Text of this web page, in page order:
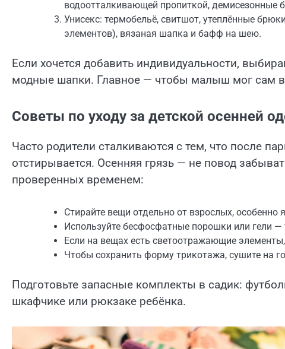
водоотталкивающей пропиткой, демисезонные
Унисекс: термобельё, свитшот, утеплённые
элементов), вязаная шапка и бафф на шею.
Если хочется добавить индивидуальности,
модные шапки. Главное — чтобы малыш мог сам
Советы по уходу за детской осенней
Часто родители сталкиваются с тем, что после
отстирывается. Осенняя грязь — не повод
проверенных временем:
Стирайте вещи отдельно от взрослых, особенно
Используйте бесфосфатные порошки или гели —
Если на вещах есть светоотражающие
Чтобы сохранить форму трикотажа, сушите на
Подготовьте запасные комплекты в садик:
шкафчике или рюкзаке ребёнка.